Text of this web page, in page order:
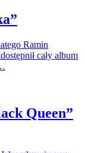
Ramin
cały album
Queen”